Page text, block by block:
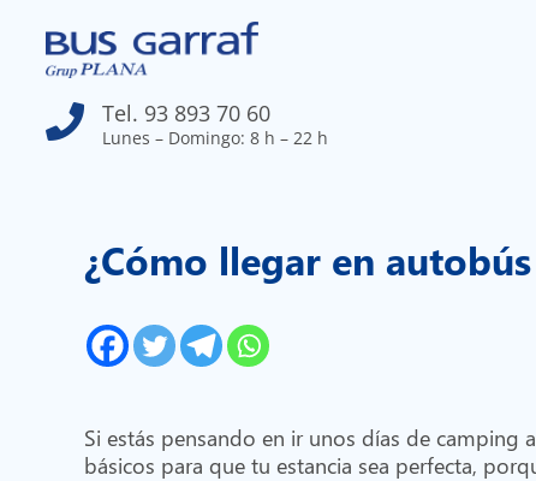
 Tel. 93 893 70 60
Lunes – Domingo: 8 h – 22 h
¿Cómo llegar en
Si estás pensando en ir unos días de camping
básicos para que tu estancia sea perfecta,